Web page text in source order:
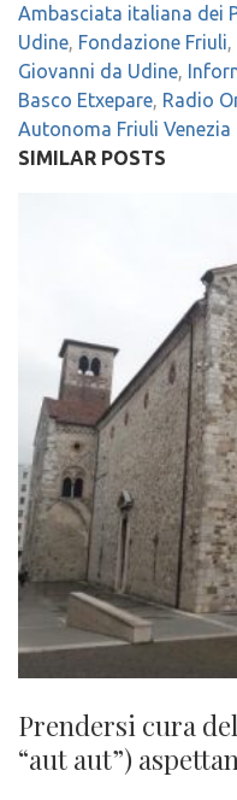
Ambasciata italiana dei
Udine, Fondazione Friuli,
Giovanni da Udine,
Basco Etxepare, Radio
Autonoma Friuli Venezia
SIMILAR POSTS
Prendersi cura
“aut aut”)